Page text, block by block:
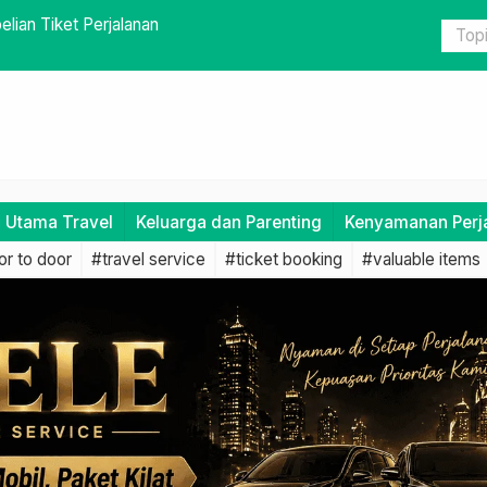
Perjalanan Tips
Utama Travel Keluarga dan Parenting Kenyamanan
to door #travel service #ticket booking #valuable items